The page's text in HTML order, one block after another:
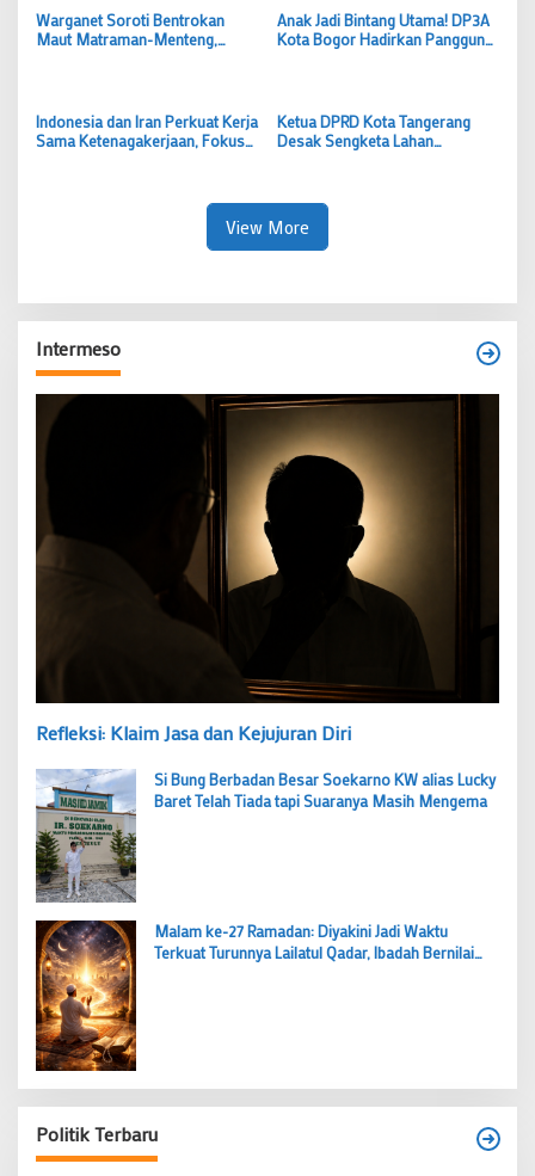
Warganet Soroti Bentrokan
Maut Matraman-Menteng,
Anak Jadi Bintang Utama! DP3A
Kota Bogor Hadirkan Panggung
Indonesia dan Iran Perkuat Kerja
Sama Ketenagakerjaan, Fokus
Ketua DPRD Kota Tangerang
Desak Sengketa Lahan
View More
Intermeso
Refleksi: Klaim Jasa dan Kejujuran Diri
Si Bung Berbadan Besar Soekarno KW alias Lucky
Baret Telah Tiada tapi Suaranya Masih Mengema
Malam ke-27 Ramadan: Diyakini Jadi Waktu
Terkuat Turunnya Lailatul Qadar, Ibadah Bernilai
Politik Terbaru